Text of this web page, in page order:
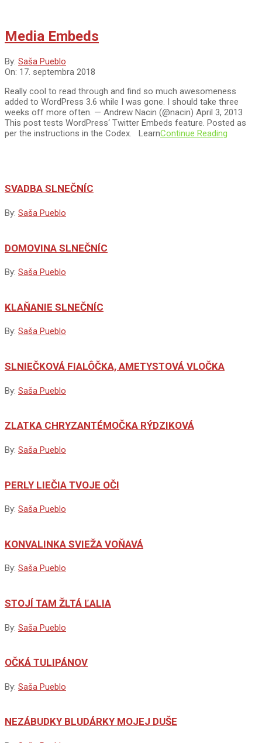
Media Embeds
2018-
09-
By: Saša Pueblo
On: 17. septembra 2018
Really cool to read through and find so much awesomeness
added to WordPress 3.6 while I was gone. I should take three
weeks off more often. — Andrew Nacin (@nacin) April 3, 2013
This post tests WordPress‘ Twitter Embeds feature. Posted as
per the instructions in the Codex. LearnContinue Reading
SVADBA SLNEČNÍC
By: Saša Pueblo
DOMOVINA SLNEČNÍC
By: Saša Pueblo
KLAŇANIE SLNEČNÍC
By: Saša Pueblo
SLNIEČKOVÁ FIALÔČKA, AMETYSTOVÁ VLOČKA
By: Saša Pueblo
ZLATKA CHRYZANTÉMOČKA RÝDZIKOVÁ
By: Saša Pueblo
PERLY LIEČIA TVOJE OČI
By: Saša Pueblo
KONVALINKA SVIEŽA VOŇAVÁ
By: Saša Pueblo
STOJÍ TAM ŽLTÁ ĽALIA
By: Saša Pueblo
OČKÁ TULIPÁNOV
By: Saša Pueblo
NEZÁBUDKY BLUDÁRKY MOJEJ DUŠE